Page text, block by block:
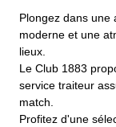
Plongez dans une
moderne et une
lieux.
Le Club 1883
service traiteur
match.
Profitez d'une